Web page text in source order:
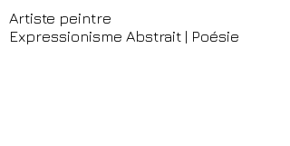
Artiste peintre
Expressionisme Abstrait | Poésie